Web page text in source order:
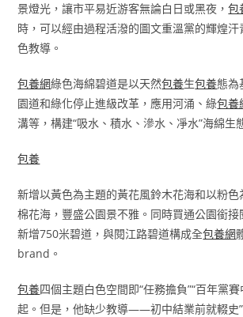
景燈光，讓市平易近游客無論白日或黑夜，包
時，可以經由過程活潑的圖文重溫黨的輝煌汗
色教導。
包養網綠色海綿碧道是以天然包養生包養態為
園道和綠化停止進級改革，應用河涌、綠包養
溝等，構建“吸水、積水、滲水、凈水”海綿生
包養
新增以黃色為主題的黃花風鈴木花海和以粉
棉花海，豐盛公園景不雅。同時買通公園銜接
新增750米碧道，與閱江路碧道構成全包養網
brand。
包養四個主題白色空間即“任務擔負”“百年黨
起。但是，他缺少教導——初中結業前就輟史”